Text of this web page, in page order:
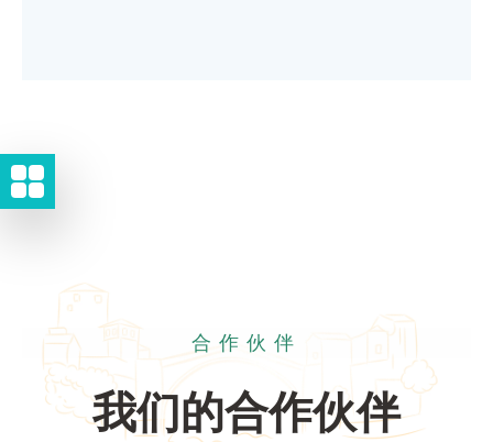
合作伙伴
我们的合作伙伴